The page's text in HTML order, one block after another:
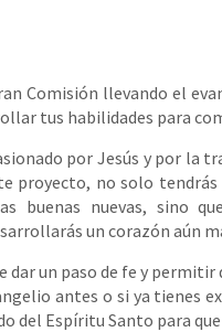
Comisión llevando el
tus habilidades para
por Jesús y por la
proyecto, no solo
buenas nuevas, sino
un corazón aún
dar un paso de fe y
antes o si ya tienes
del Espíritu Santo para